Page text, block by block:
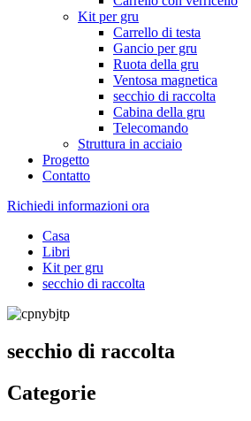
Kit per gru
Carrello di testa
Gancio per gru
Ruota della gru
Ventosa magnetica
secchio di raccolta
Cabina della gru
Telecomando
Struttura in acciaio
Progetto
Contatto
Richiedi informazioni ora
Casa
Libri
Kit per gru
secchio di raccolta
secchio di raccolta
Categorie